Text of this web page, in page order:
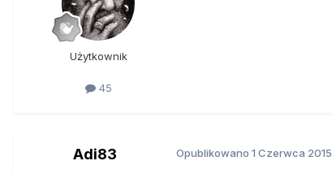
Użytkownik
45
Adi83 Opublikowano 1 Czerwca 2015